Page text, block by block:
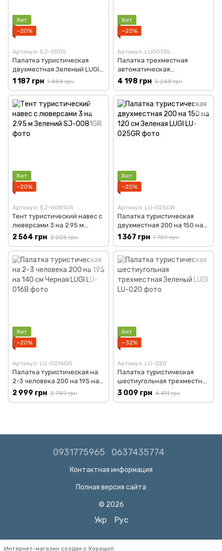
Хит
−20%
Артикул: SJ-0005
Палатка туристическая
двухместная Зеленый LUGI
SJ-0005
1 187 грн 1 484 грн
Хит
−20%
Артикул: LU005BL
Палатка трехместная
автоматическая
235х235х155 см с тентом
зеленый Lugi LU005GR
4 198 грн 5 248 грн
Хит
−20%
Артикул: SJ-0081GR
Тент туристический навес с
люверсами 3 на 2.95 м
Зелений SJ-0081GR
2 564 грн 3 205 грн
Хит
−20%
Артикул: LU-025GR
Палатка туристическая
двухместная 200 на 150 на
120 см Зеленая LUGI LU-
1 367 грн 1 709 грн
Хит
−20%
Артикул: LU-0016GR
Палатка туристическая на
2-3 человека 200 на 195 на
140 см Черная LUGI LU-016B
2 999 грн 3 749 грн
Хит
−32%
Артикул: LU-020
Палатка туристическая
шестиугольная трехместная
Зеленый LUGI LU-020
3 009 грн 4 411 грн
0931775965 0637435774
Контактная информация
Полная версия сайта
© 2026
Укр Рус
Интернет-магазин создан с Хорошоп